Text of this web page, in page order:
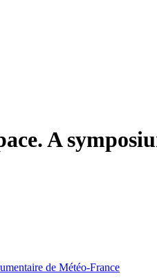
A
de Météo-France